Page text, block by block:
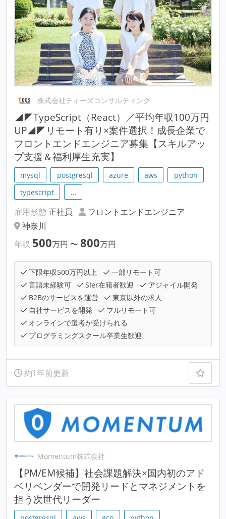
株式会社ティーズコンサルティング
◢◤TypeScript（React）／平均年収100万円
UP◢◤リモート有り×案件選択！成長企業で
フロントエンドエンジニア募集【スキルアッ
プ支援＆福利厚生充実】
mysql postgresql azure aws
python
typescript
…
雇用形態 正社員
フロントエンドエンジニア
神奈川
年収 500万円 〜 800万円
下限年収500万円以上
一部リモート可
言語未経験可
SIer在籍者歓迎
アジャイル開発
B2Bのサービスを運営
東京以外の求人
自社サービスを開発
フルリモート可
オンラインで選考が受けられる
プログラミングスクール卒業生歓迎
約1年前更新
Momentum株式会社
【PM/EM候補】社会課題解決×国内初のアド
ベリベンダーで開発リードとマネジメントを
担う次世代リーダー